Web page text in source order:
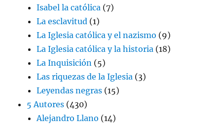
Isabel la católica (7)
La esclavitud (1)
La Iglesia católica y el nazismo (9)
La Iglesia católica y la historia (18)
La Inquisición (5)
Las riquezas de la Iglesia (3)
Leyendas negras (15)
5 Autores (430)
Alejandro Llano (14)